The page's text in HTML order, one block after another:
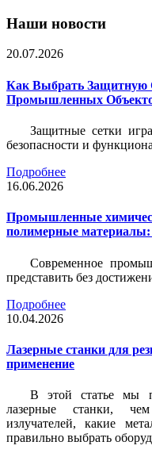
Наши новости
20.07.2026
Как Выбрать Защитную
Промышленных
Защитные сетки
безопасности и
Подробнее
16.06.2026
Промышленные
полимерные материалы:
Современное
представить без
Подробнее
10.04.2026
Лазерные станки для
применение
В этой статье мы
лазерные станки,
излучателей, какие
правильно выбрать